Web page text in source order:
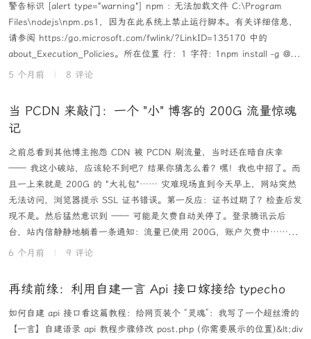
警告标识 [alert type="warning"] npm : 无法加载文件 C:\Program
Files\nodejs\npm.ps1，因为在此系统上禁止运行脚本。有关详细信息，
请参阅 https:/go.microsoft.com/fwlink/?LinkID=135170 中的
about_Execution_Policies。所在位置 行：1 字符: 1npm install -g @...
5 个月前
8 评论
当 PCDN 来敲门：一个 "小" 博客的 200G 流量惊魂
记
之前总看到其他博主抱怨 CDN 被 PCDN 刷流量，当时还在暗自庆幸
—— 我这小破站，应该轮不到吧？结果你猜怎么着？嘿！我也中招了。而
且一上来就是 200G 的 "大礼包"…… 灾难现场直到今天早上，网站突然
无法访问，浏览器提示 SSL 证书错误。第一反应：证书过期了？检查后发
现不是。然后猛然意识到 —— 可能是欠费自动关停了。登录腾讯云后
台，站内信静静地躺着一条通知：流量已使用 200G，账户欠费中……...
6 个月前
9 评论
再续前缘：利用自建一言 Api 接口嫁接给 typecho
如何自建 api 接口看这篇教程：给网页装个 “灵魂”：我写了一个超丝滑的
【一言】自建语录 api 教程步骤修改 post.php (你需要展示的位置)&lt;div